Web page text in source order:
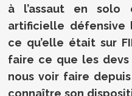
à l’assaut en
artificielle défensive
ce qu’elle était sur
faire ce que les devs
nous voir faire
connaître son